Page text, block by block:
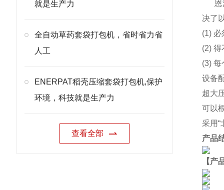
就是生产力
全自动草药套袋打包机，省时省力省
人工
ENERPAT稻壳压缩套袋打包机,保护
环境，科技就是生产力
查看全部
恩
决了
(1)
(2)
(3)
设备
超大
可以
采用“
产品
【产